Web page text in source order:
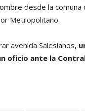
desde la comuna
Metropolitano.
avenida Salesianos,
oficio ante la